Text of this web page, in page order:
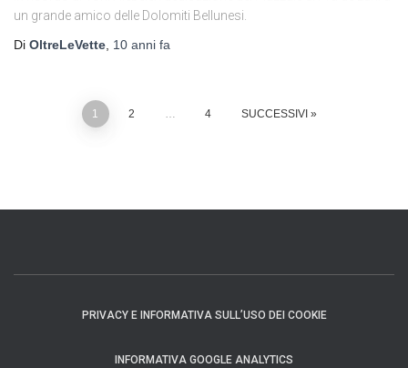
un grande amico delle Dolomiti Bellunesi.
Di OltreLeVette, 10 anni fa
Paginazione
articoli
1 2 … 4 SUCCESSIVI
PRIVACY E INFORMATIVA SULL’USO DEI COOKIE
INFORMATIVA GOOGLE ANALYTICS